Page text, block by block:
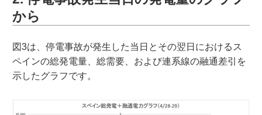
から
図3は、停電事故が発生した当日とその翌日におけるス
ペインの総発電量、総需要、および連系線の融通差引を
示したグラフです。